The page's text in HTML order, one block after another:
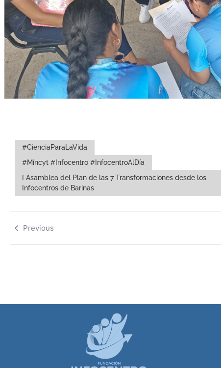
#CienciaParaLaVida
#Mincyt #Infocentro #InfocentroAlDía
I Asamblea del Plan de las 7 Transformaciones desde los
Infocentros de Barinas
Previous